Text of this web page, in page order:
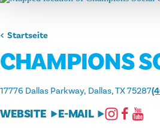
Startseite
CHAMPIONS
17776 Dallas Parkway Dallas, TX 75287
WEBSITE E-MAIL